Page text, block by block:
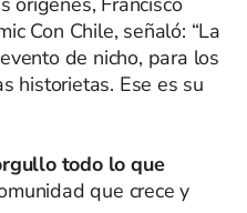
Con Chile, señaló: “La
de nicho, para los
historietas. Ese es su
todo lo que
que crece y